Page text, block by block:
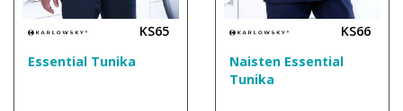
KS65
Essential Tunika
KS66
Naisten Essential
Tunika